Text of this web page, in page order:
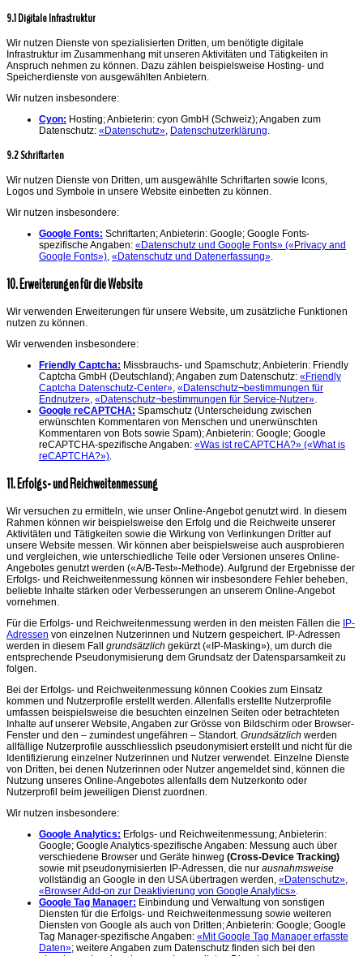
9.1 Digitale Infrastruktur
Wir nutzen Dienste von spezialisierten Dritten, um benötigte digitale
Infrastruktur im Zusammenhang mit unseren Aktivitäten und Tätigkeiten in
Anspruch nehmen zu können. Dazu zählen beispielsweise Hosting- und
Speicherdienste von ausgewählten Anbietern.
Wir nutzen insbesondere:
Cyon: Hosting; Anbieterin: cyon GmbH (Schweiz); Angaben zum
Datenschutz: «Datenschutz», Datenschutzerklärung.
9.2 Schriftarten
Wir nutzen Dienste von Dritten, um ausgewählte Schriftarten sowie Icons,
Logos und Symbole in unsere Website einbetten zu können.
Wir nutzen insbesondere:
Google Fonts: Schriftarten; Anbieterin: Google; Google Fonts-
spezifische Angaben: «Datenschutz und Google Fonts» («Privacy and
Google Fonts»), «Datenschutz und Datenerfassung».
10. Erweiterungen für die Website
Wir verwenden Erweiterungen für unsere Website, um zusätzliche Funktionen
nutzen zu können.
Wir verwenden insbesondere:
Friendly Captcha: Missbrauchs- und Spamschutz; Anbieterin: Friendly
Captcha GmbH (Deutschland); Angaben zum Datenschutz: «Friendly
Captcha Datenschutz-Center», «Datenschutz¬bestimmungen für
Endnutzer», «Datenschutz¬bestimmungen für Service-Nutzer».
Google reCAPTCHA: Spamschutz (Unterscheidung zwischen
erwünschten Kommentaren von Menschen und unerwünschten
Kommentaren von Bots sowie Spam); Anbieterin: Google; Google
reCAPTCHA-spezifische Angaben: «Was ist reCAPTCHA?» («What is
reCAPTCHA?»).
11. Erfolgs- und Reichweitenmessung
Wir versuchen zu ermitteln, wie unser Online-Angebot genutzt wird. In diesem
Rahmen können wir beispielsweise den Erfolg und die Reichweite unserer
Aktivitäten und Tätigkeiten sowie die Wirkung von Verlinkungen Dritter auf
unsere Website messen. Wir können aber beispielsweise auch ausprobieren
und vergleichen, wie unterschiedliche Teile oder Versionen unseres Online-
Angebotes genutzt werden («A/B-Test»-Methode). Aufgrund der Ergebnisse der
Erfolgs- und Reichweitenmessung können wir insbesondere Fehler beheben,
beliebte Inhalte stärken oder Verbesserungen an unserem Online-Angebot
vornehmen.
Für die Erfolgs- und Reichweitenmessung werden in den meisten Fällen die IP-
Adressen von einzelnen Nutzerinnen und Nutzern gespeichert. IP-Adressen
werden in diesem Fall grundsätzlich gekürzt («IP-Masking»), um durch die
entsprechende Pseudonymisierung dem Grundsatz der Datensparsamkeit zu
folgen.
Bei der Erfolgs- und Reichweitenmessung können Cookies zum Einsatz
kommen und Nutzerprofile erstellt werden. Allenfalls erstellte Nutzerprofile
umfassen beispielsweise die besuchten einzelnen Seiten oder betrachteten
Inhalte auf unserer Website, Angaben zur Grösse von Bildschirm oder Browser-
Fenster und den – zumindest ungefähren – Standort. Grundsätzlich werden
allfällige Nutzerprofile ausschliesslich pseudonymisiert erstellt und nicht für die
Identifizierung einzelner Nutzerinnen und Nutzer verwendet. Einzelne Dienste
von Dritten, bei denen Nutzerinnen oder Nutzer angemeldet sind, können die
Nutzung unseres Online-Angebotes allenfalls dem Nutzerkonto oder
Nutzerprofil beim jeweiligen Dienst zuordnen.
Wir nutzen insbesondere:
Google Analytics: Erfolgs- und Reichweitenmessung; Anbieterin:
Google; Google Analytics-spezifische Angaben: Messung auch über
verschiedene Browser und Geräte hinweg (Cross-Device Tracking)
sowie mit pseudonymisierten IP-Adressen, die nur ausnahmsweise
vollständig an Google in den USA übertragen werden, «Datenschutz»,
«Browser Add-on zur Deaktivierung von Google Analytics».
Google Tag Manager: Einbindung und Verwaltung von sonstigen
Diensten für die Erfolgs- und Reichweitenmessung sowie weiteren
Diensten von Google als auch von Dritten; Anbieterin: Google; Google
Tag Manager-spezifische Angaben: «Mit Google Tag Manager erfasste
Daten»; weitere Angaben zum Datenschutz finden sich bei den